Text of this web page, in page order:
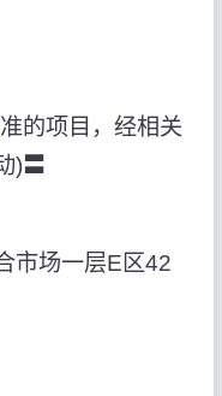
的项目，经相关
)〓
市场一层E区42